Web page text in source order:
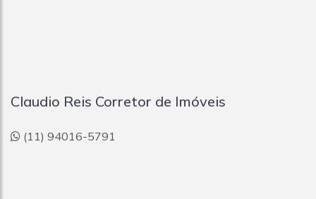
Claudio Reis Corretor de Imóveis
(11) 94016-5791